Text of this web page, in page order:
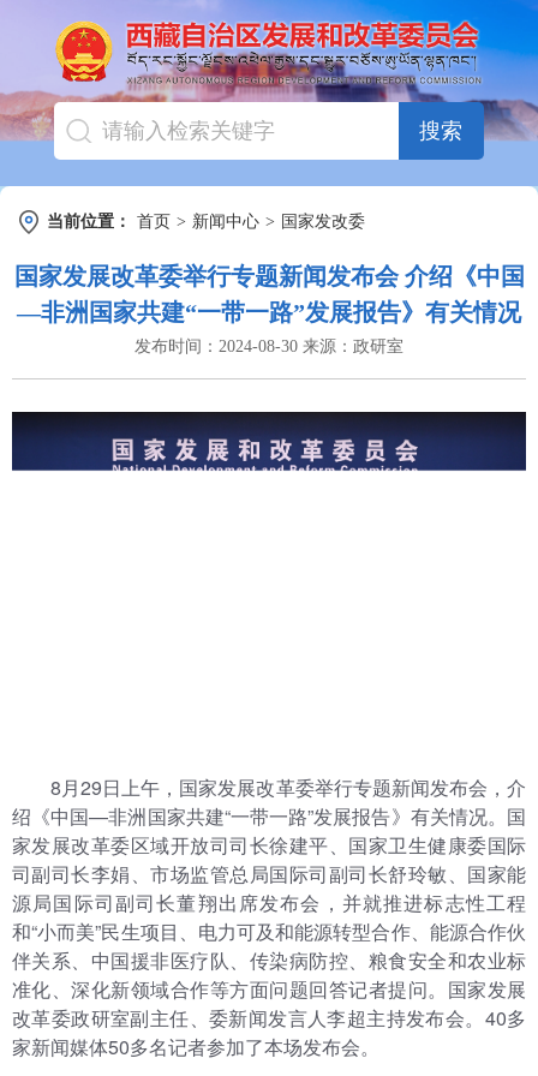
搜索
当前位置： 首页 > 新闻中心 > 国家发改委
国家发展改革委举行专题新闻发布会 介绍《中国
—非洲国家共建“一带一路”发展报告》有关情况
发布时间： 2024-08-30 来源： 政研室
8月29日上午，国家发展改革委举行专题新闻发布会，介
绍《中国—非洲国家共建“一带一路”发展报告》 有关情况。 国
家发展改革委区域开放司司长徐建平、 国家卫生健康委国际
司副司长李娟、市场监管总局国际司副司长舒玲敏、 国家能
源局国际司副司长董翔出席发布会，并就推进标志性工程
和“小而美”民生项目 电力可及和能源转型合作、 能源合作伙
伴关系
中国援非医疗队 传染病防控 粮食安全和农业标
准化 、深化新领域合作等方面问题回答记者提问。国家发展
改革委政研室副主任、委新闻发言人李超主持发布会。 40多
家新闻媒体50多名记者参加了本场发布会。